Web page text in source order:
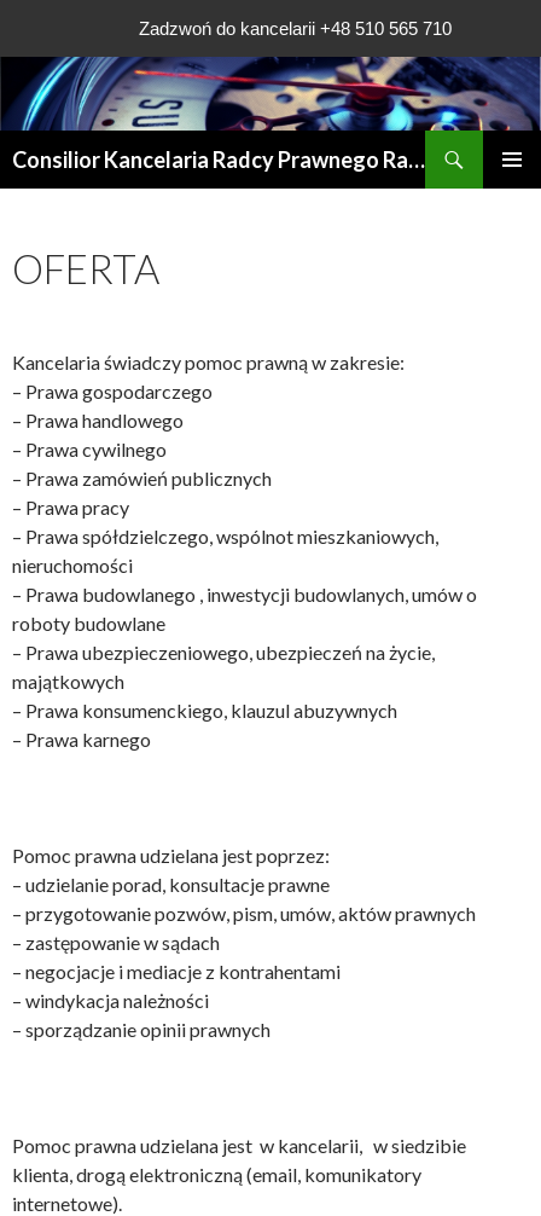
Zadzwoń do kancelarii +48 510 565 710
Consilior Kancelaria Radcy Prawnego Rafała Grądys
OFERTA
Kancelaria świadczy pomoc prawną w zakresie:
– Prawa gospodarczego
– Prawa handlowego
– Prawa cywilnego
– Prawa zamówień publicznych
– Prawa pracy
– Prawa spółdzielczego, wspólnot mieszkaniowych,
nieruchomości
– Prawa budowlanego , inwestycji budowlanych, umów o
roboty budowlane
– Prawa ubezpieczeniowego, ubezpieczeń na życie,
majątkowych
– Prawa konsumenckiego, klauzul abuzywnych
– Prawa karnego
Pomoc prawna udzielana jest poprzez:
– udzielanie porad, konsultacje prawne
– przygotowanie pozwów, pism, umów, aktów prawnych
– zastępowanie w sądach
– negocjacje i mediacje z kontrahentami
– windykacja należności
– sporządzanie opinii prawnych
Pomoc prawna udzielana jest w kancelarii, w siedzibie
klienta, drogą elektroniczną (email, komunikatory
internetowe).